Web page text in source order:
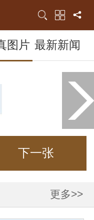
图片 最新新闻
下一张
更多>>